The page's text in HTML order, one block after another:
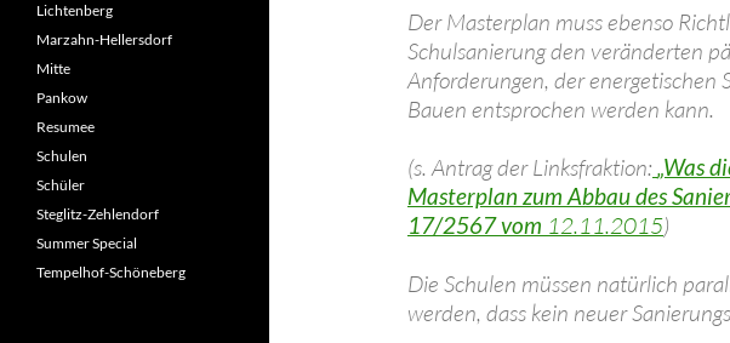
Der Masterplan muss ebenso
Schulsanierung den veränderten
Anforderungen, der energetischen
Bauen entsprochen werden kann.
(s. Antrag der Linksfraktion: „Was
Masterplan zum Abbau des
17/2567 vom 12.11.2015)
Die Schulen müssen natürlich
werden, dass kein neuer
Lichtenberg
Marzahn-Hellersdorf
Mitte
Pankow
Resumee
Schulen
Schüler
Steglitz-Zehlendorf
Summer Special
Tempelhof-Schöneberg